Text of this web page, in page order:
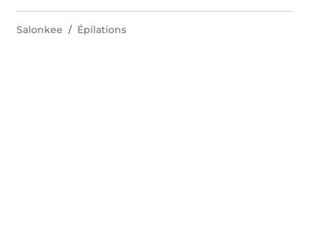
Salonkee Épilations